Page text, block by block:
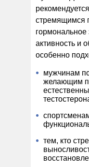
стремящимся
активность и
особенно
мужчинам
желающим
тем, кто